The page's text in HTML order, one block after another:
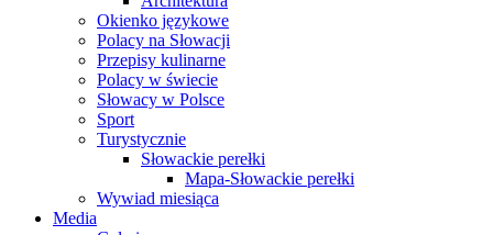
Okienko językowe
Polacy na Słowacji
Przepisy kulinarne
Polacy w świecie
Słowacy w Polsce
Sport
Turystycznie
Słowackie perełki
Mapa-Słowackie perełki
Wywiad miesiąca
Media